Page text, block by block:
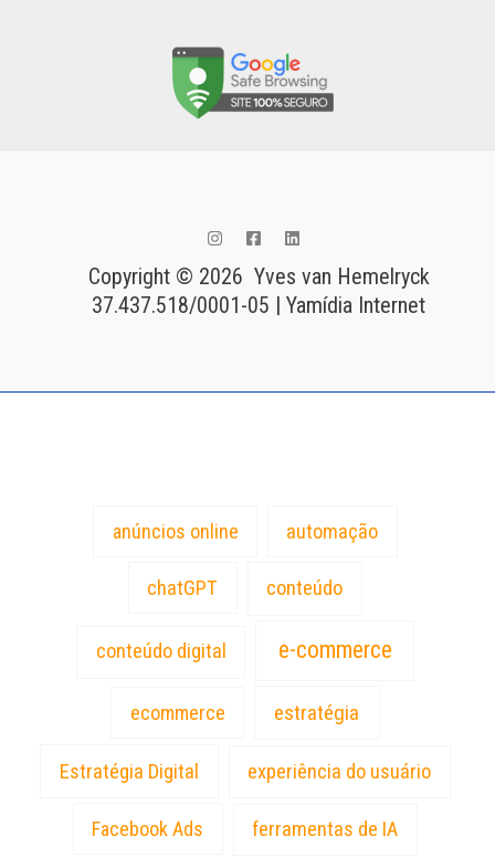
Copyright © 2026 Yves van Hemelryck
37.437.518/0001-05 | Yamídia Internet
anúncios online automação
chatGPT conteúdo
conteúdo digital e-commerce
ecommerce estratégia
Estratégia Digital experiência do usuário
Facebook Ads ferramentas de IA